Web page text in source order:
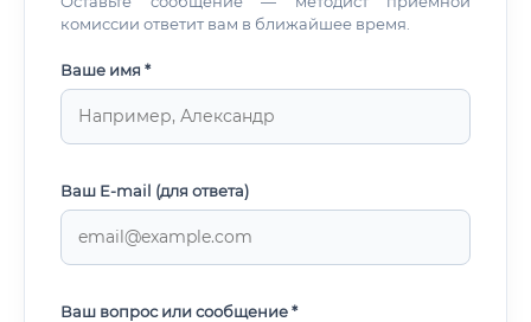
комиссии ответит вам в ближайшее время.
Ваше имя *
Ваш E-mail (для ответа)
Ваш вопрос или сообщение *